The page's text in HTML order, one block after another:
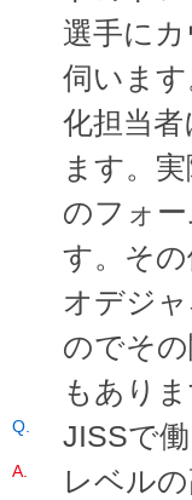
選手に
伺いま
化担当
ます。
のフォ
す。そ
オデジ
のでそ
もありま
JISSで
レベル